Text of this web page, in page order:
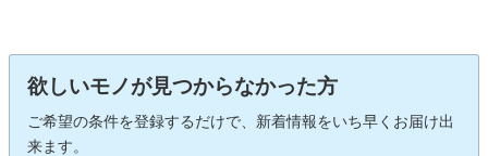
欲しいモノが見つからなかった方
ご希望の条件を登録するだけで、新着情報をいち早くお届け出
来ます。